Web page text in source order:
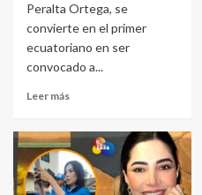
Peralta Ortega, se
convierte en el primer
ecuatoriano en ser
convocado a...
Leer más